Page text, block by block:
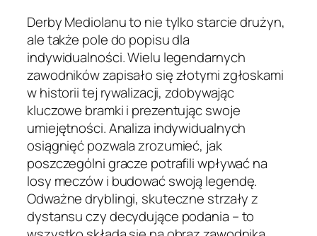
Derby Mediolanu to nie tylko starcie drużyn,
ale także pole do popisu dla
indywidualności. Wielu legendarnych
zawodników zapisało się złotymi zgłoskami
w historii tej rywalizacji, zdobywając
kluczowe bramki i prezentując swoje
umiejętności. Analiza indywidualnych
osiągnięć pozwala zrozumieć, jak
poszczególni gracze potrafili wpływać na
losy meczów i budować swoją legendę.
Odważne dryblingi, skuteczne strzały z
dystansu czy decydujące podania – to